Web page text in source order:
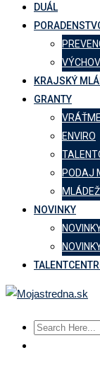
DUÁL
KRAJSKÝ
GRANTY
ENVIRO
PODAJ
NOVINKY